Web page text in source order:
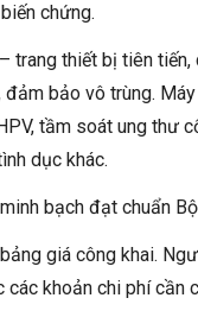
chứng.
trang thiết bị tiên tiến,
bảo vô trùng.
tầm soát ung thư
dục khác.
bạch đạt chuẩn
giá công khai.
các khoản chi phí cần